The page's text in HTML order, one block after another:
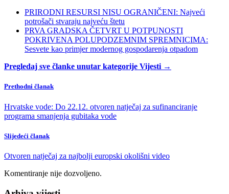
PRIRODNI RESURSI NISU OGRANIČENI: Najveći
potrošači stvaraju najveću štetu
PRVA GRADSKA ČETVRT U POTPUNOSTI
POKRIVENA POLUPODZEMNIM SPREMNICIMA:
Sesvete kao primjer modernog gospodarenja otpadom
Pregledaj sve članke unutar kategorije Vijesti →
Prethodni članak
Hrvatske vode: Do 22.12. otvoren natječaj za sufinanciranje
programa smanjenja gubitaka vode
Slijedeći članak
Otvoren natječaj za najbolji europski okolišni video
Komentiranje nije dozvoljeno.